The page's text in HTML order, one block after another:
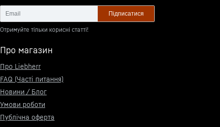
Підписатися
Отримуйте тільки корисні статті!
Про магазин
Про Liebherr
FAQ (Часті питання)
Новини / Блог
Умови роботи
Публічна оферта